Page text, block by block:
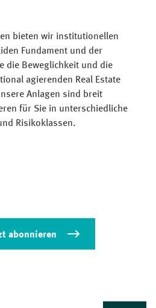
bieten wir institutionellen
Fundament und der
die Beweglichkeit und die
agierenden Real Estate
Anlagen sind breit
für Sie in unterschiedliche
Risikoklassen.
abonnieren